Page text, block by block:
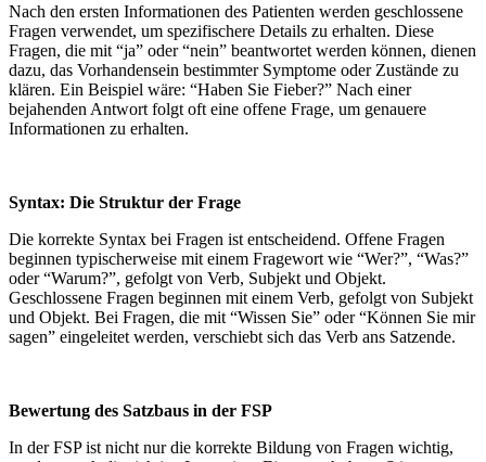
Nach den ersten Informationen des Patienten werden geschlossene
Fragen verwendet, um spezifischere Details zu erhalten. Diese
Fragen, die mit “ja” oder “nein” beantwortet werden können, dienen
dazu, das Vorhandensein bestimmter Symptome oder Zustände zu
klären. Ein Beispiel wäre: “Haben Sie Fieber?” Nach einer
bejahenden Antwort folgt oft eine offene Frage, um genauere
Informationen zu erhalten.
Syntax: Die Struktur der Frage
Die korrekte Syntax bei Fragen ist entscheidend. Offene Fragen
beginnen typischerweise mit einem Fragewort wie “Wer?”, “Was?”
oder “Warum?”, gefolgt von Verb, Subjekt und Objekt.
Geschlossene Fragen beginnen mit einem Verb, gefolgt von Subjekt
und Objekt. Bei Fragen, die mit “Wissen Sie” oder “Können Sie mir
sagen” eingeleitet werden, verschiebt sich das Verb ans Satzende.
Bewertung des Satzbaus in der FSP
In der FSP ist nicht nur die korrekte Bildung von Fragen wichtig,